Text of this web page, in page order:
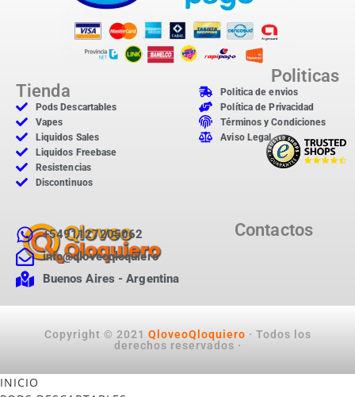
Tienda
Pods Descartables
Vapes
Liquidos Sales
Liquidos Freebase
Resistencias
Discontinuos
Politicas
Politica de envios
Política de Privacidad
Términos y Condiciones
Aviso Legal
Contactos
+5491127205062
info@qloveoqloquiero
Buenos Aires - Argentina
Copyright © 2021 QloveoQloquiero · Todos los
derechos reservados ·
INICIO